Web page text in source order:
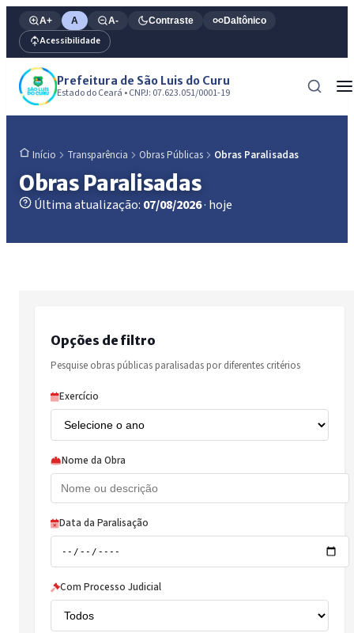
A+ A A- Contraste Daltônico
Acessibilidade
Prefeitura de São Luis do Curu
Estado do Ceará • CNPJ: 07.623.051/0001-19
Início Transparência Obras Públicas Obras Paralisadas
Obras Paralisadas
Última atualização: 07/08/2026· hoje
Opções de filtro
Pesquise obras públicas paralisadas por diferentes critérios
Exercício
Nome da Obra
Data da Paralisação
Com Processo Judicial